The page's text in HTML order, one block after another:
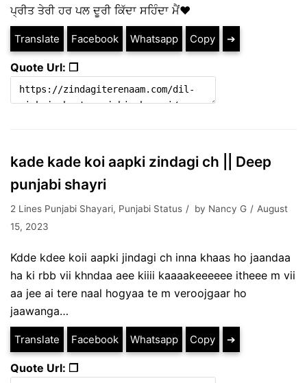
ਪ੍ਰੀਤ ਤੇਰੀ ਹਰ ਪਲ ਦੂਰੀ ਕਿੱਦਾ ਸਹਿੰਦਾ ਮੈਂ❤️
Translate Facebook Whatsapp Copy ➔
Quote Url: ❐
kade kade koi aapki zindagi ch || Deep
punjabi shayri
2 Lines Punjabi Shayari, Punjabi Status by Nancy G
August
15, 2023
Kdde kdee koii aapki jindagi ch inna khaas ho jaandaa
ha ki rbb vii khndaa aee kiiii kaaaakeeeeee itheee m vii
aa jee ai tere naal hogyaa te m veroojgaar ho
jaawanga…
Translate Facebook Whatsapp Copy ➔
Quote Url: ❐